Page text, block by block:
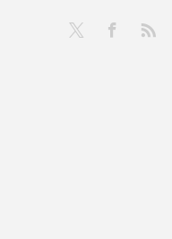
Facebook
RSS